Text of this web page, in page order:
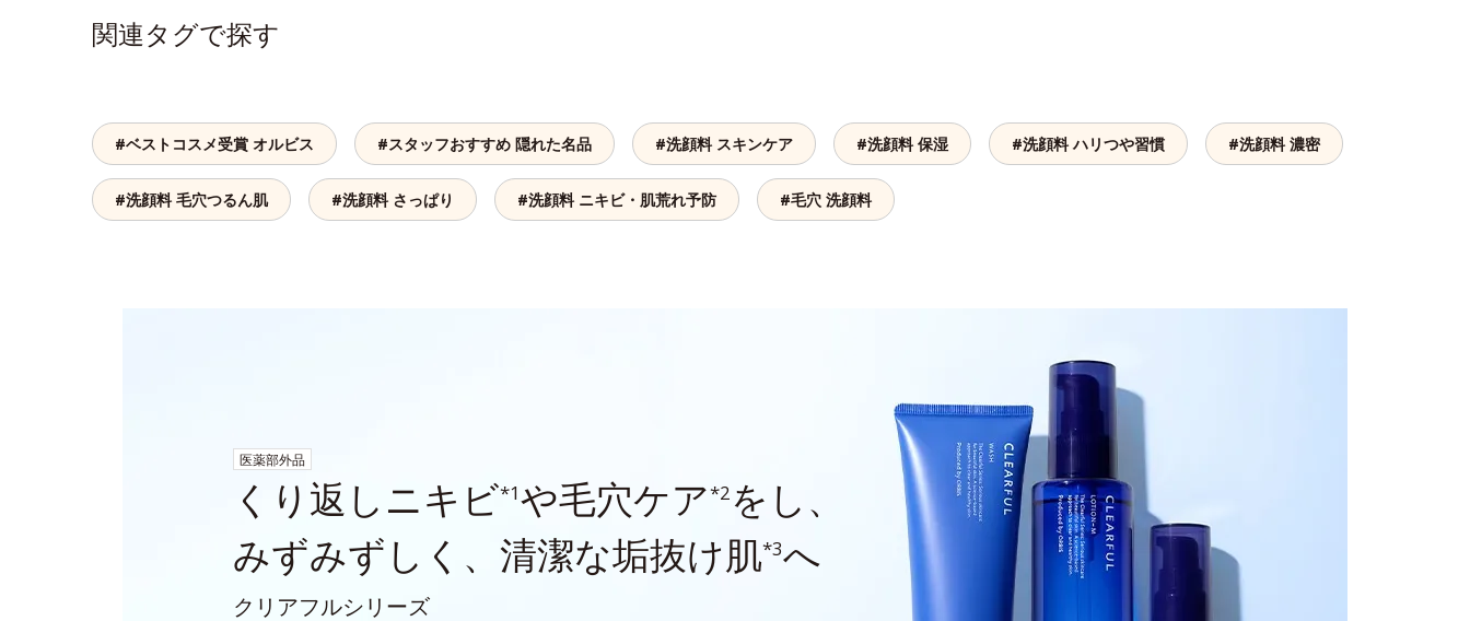
関連タグで探す
#ベストコスメ受賞 オルビス #スタッフおすすめ 隠れた名品 #洗顔料 スキンケア #洗顔料 保湿 #洗顔料 ハリつや習慣 #洗顔料 濃密
#洗顔料 毛穴つるん肌 #洗顔料 さっぱり #洗顔料 ニキビ・肌荒れ予防 #毛穴 洗顔料
医薬部外品
くり返しニキビ*1や毛穴ケア*2 をし、
みずみずしく、清潔な垢抜け肌*3へ
クリアフルシリーズ